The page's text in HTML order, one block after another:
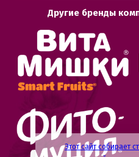
Этот сайт собирает
Другие бренды